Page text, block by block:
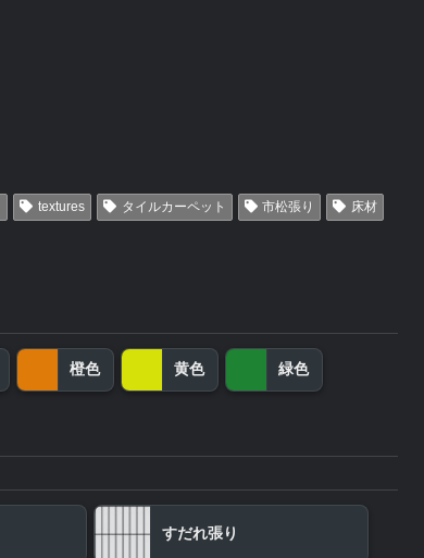
textures タイルカーペット 市松張り
床材
橙色 黄色 緑色
すだれ張り